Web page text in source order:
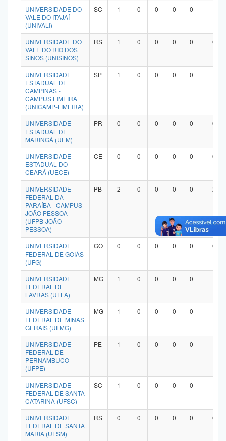
UNIVERSIDADE DO
VALE DO ITAJAÍ
(UNIVALI)
SC 1 0 0 0 0
UNIVERSIDADE DO
VALE DO RIO DOS
SINOS (UNISINOS)
RS 1 0 0 0 0 0
UNIVERSIDADE
ESTADUAL DE
CAMPINAS -
CAMPUS LIMEIRA
(UNICAMP-LIMEIRA)
SP 1 0 0 0 0
UNIVERSIDADE
ESTADUAL DE
MARINGÁ (UEM)
PR 0 0 0 0 0 0
UNIVERSIDADE
ESTADUAL DO
CEARÁ (UECE)
CE 0 0 0 0 0 0
UNIVERSIDADE
FEDERAL DA
PARAÍBA - CAMPUS
JOÃO PESSOA
(UFPB-JOÃO
PESSOA)
PB 2 0 0 0 0 2
UNIVERSIDADE
FEDERAL DE GOIÁS
(UFG)
GO 0 0 0 0 0 0
UNIVERSIDADE
FEDERAL DE
LAVRAS (UFLA)
MG 1 0 0 0 0
UNIVERSIDADE
FEDERAL DE MINAS
GERAIS (UFMG)
MG 1 0 0 0 0
UNIVERSIDADE
FEDERAL DE
PERNAMBUCO
(UFPE)
PE 1 0 0 0 0
UNIVERSIDADE
FEDERAL DE SANTA
CATARINA (UFSC)
SC 1 0 0 0 0
UNIVERSIDADE
FEDERAL DE SANTA
MARIA (UFSM)
RS 0 0 0 0 0 0